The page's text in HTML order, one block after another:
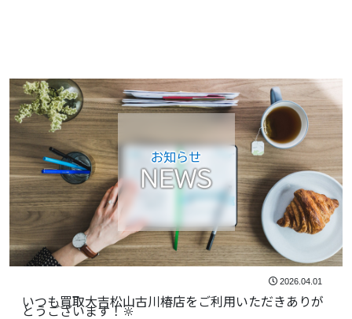
お知らせ
NEWS
2026.04.01
いつも買取大吉松山古川椿店をご利用いただきありが
とうございます！🔆